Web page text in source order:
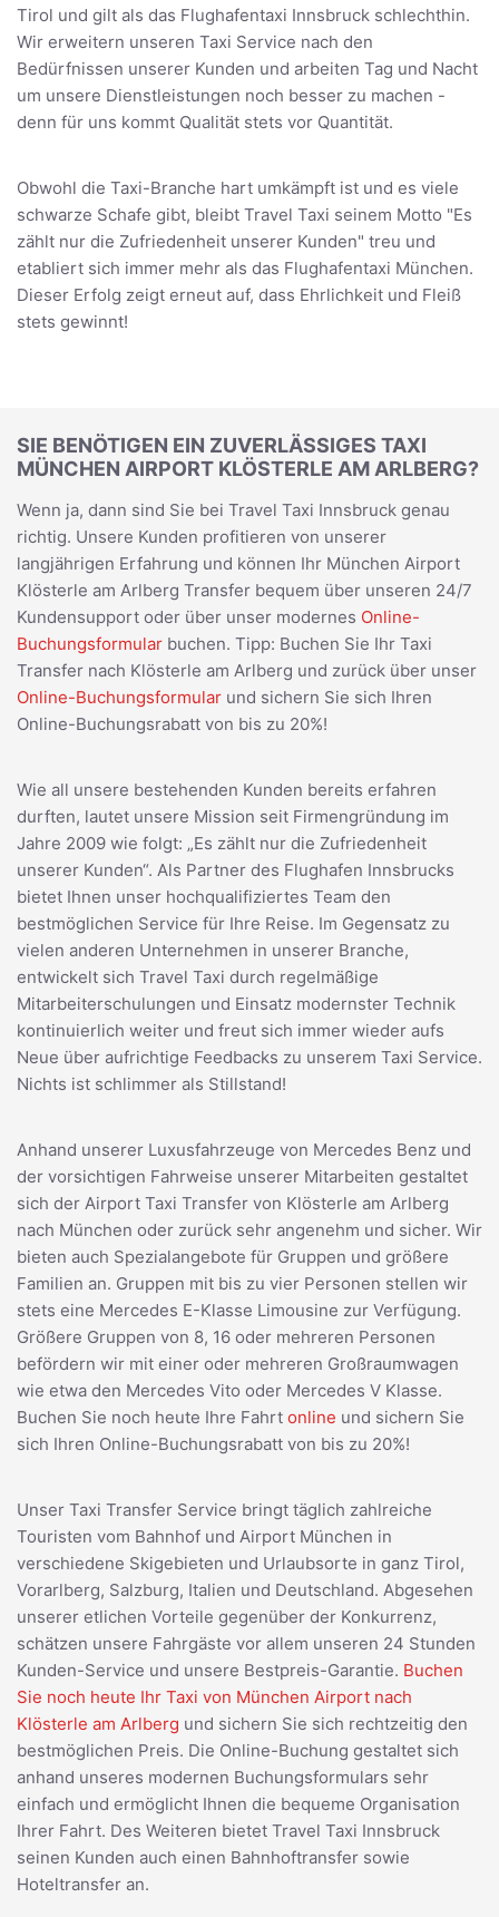
Tirol und gilt als das Flughafentaxi Innsbruck schlechthin.
Wir erweitern unseren Taxi Service nach den
Bedürfnissen unserer Kunden und arbeiten Tag und Nacht
um unsere Dienstleistungen noch besser zu machen -
denn für uns kommt Qualität stets vor Quantität.
Obwohl die Taxi-Branche hart umkämpft ist und es viele
schwarze Schafe gibt, bleibt Travel Taxi seinem Motto "Es
zählt nur die Zufriedenheit unserer Kunden" treu und
etabliert sich immer mehr als das Flughafentaxi München.
Dieser Erfolg zeigt erneut auf, dass Ehrlichkeit und Fleiß
stets gewinnt!
SIE BENÖTIGEN EIN ZUVERLÄSSIGES TAXI
MÜNCHEN AIRPORT KLÖSTERLE AM ARLBERG?
Wenn ja, dann sind Sie bei Travel Taxi Innsbruck genau
richtig. Unsere Kunden profitieren von unserer
langjährigen Erfahrung und können Ihr München Airport
Klösterle am Arlberg Transfer bequem über unseren 24/7
Kundensupport oder über unser modernes Online-
Buchungsformular buchen. Tipp: Buchen Sie Ihr Taxi
Transfer nach Klösterle am Arlberg und zurück über unser
Online-Buchungsformular und sichern Sie sich Ihren
Online-Buchungsrabatt von bis zu 20%!
Wie all unsere bestehenden Kunden bereits erfahren
durften, lautet unsere Mission seit Firmengründung im
Jahre 2009 wie folgt: „Es zählt nur die Zufriedenheit
unserer Kunden“. Als Partner des Flughafen Innsbrucks
bietet Ihnen unser hochqualifiziertes Team den
bestmöglichen Service für Ihre Reise. Im Gegensatz zu
vielen anderen Unternehmen in unserer Branche,
entwickelt sich Travel Taxi durch regelmäßige
Mitarbeiterschulungen und Einsatz modernster Technik
kontinuierlich weiter und freut sich immer wieder aufs
Neue über aufrichtige Feedbacks zu unserem Taxi Service.
Nichts ist schlimmer als Stillstand!
Anhand unserer Luxusfahrzeuge von Mercedes Benz und
der vorsichtigen Fahrweise unserer Mitarbeiten gestaltet
sich der Airport Taxi Transfer von Klösterle am Arlberg
nach München oder zurück sehr angenehm und sicher. Wir
bieten auch Spezialangebote für Gruppen und größere
Familien an. Gruppen mit bis zu vier Personen stellen wir
stets eine Mercedes E-Klasse Limousine zur Verfügung.
Größere Gruppen von 8, 16 oder mehreren Personen
befördern wir mit einer oder mehreren Großraumwagen
wie etwa den Mercedes Vito oder Mercedes V Klasse.
Buchen Sie noch heute Ihre Fahrt online und sichern Sie
sich Ihren Online-Buchungsrabatt von bis zu 20%!
Unser Taxi Transfer Service bringt täglich zahlreiche
Touristen vom Bahnhof und Airport München in
verschiedene Skigebieten und Urlaubsorte in ganz Tirol,
Vorarlberg, Salzburg, Italien und Deutschland. Abgesehen
unserer etlichen Vorteile gegenüber der Konkurrenz,
schätzen unsere Fahrgäste vor allem unseren 24 Stunden
Kunden-Service und unsere Bestpreis-Garantie. Buchen
Sie noch heute Ihr Taxi von München Airport nach
Klösterle am Arlberg und sichern Sie sich rechtzeitig den
bestmöglichen Preis. Die Online-Buchung gestaltet sich
anhand unseres modernen Buchungsformulars sehr
einfach und ermöglicht Ihnen die bequeme Organisation
Ihrer Fahrt. Des Weiteren bietet Travel Taxi Innsbruck
seinen Kunden auch einen Bahnhoftransfer sowie
Hoteltransfer an.